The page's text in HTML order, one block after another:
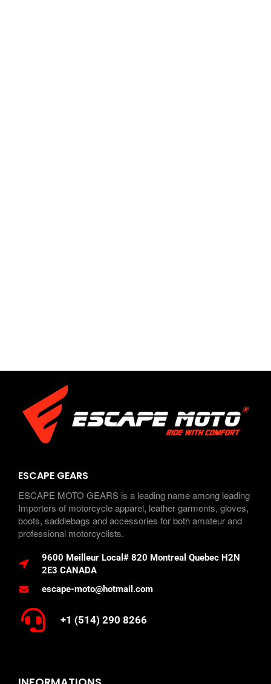
ESCAPE GEARS
ESCAPE MOTO GEARS is a leading name among leading
Importers of motorcycle apparel, leather garments, gloves,
boots, saddlebags and accessories for both amateur and
professional motorcyclists.
9600 Meilleur Local# 820 Montreal Quebec H2N
2E3 CANADA
escape-moto@hotmail.com
+1 (514) 290 8266